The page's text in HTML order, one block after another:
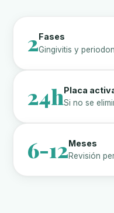
2Fases
Gingivitis y
24hPlaca
Si no se
6-12Meses
Revisión